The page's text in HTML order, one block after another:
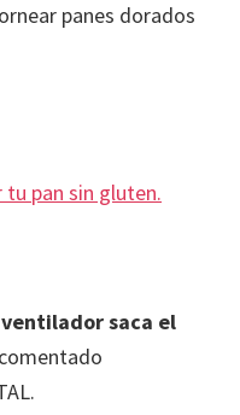
panes dorados
pan sin gluten.
saca el